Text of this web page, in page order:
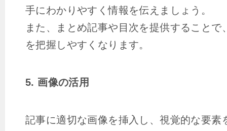
手にわかりやすく情報を伝えましょう。
また、まとめ記事や目次を提供することで
を把握しやすくなります。
5. 画像の活用
記事に適切な画像を挿入し、視覚的な要素